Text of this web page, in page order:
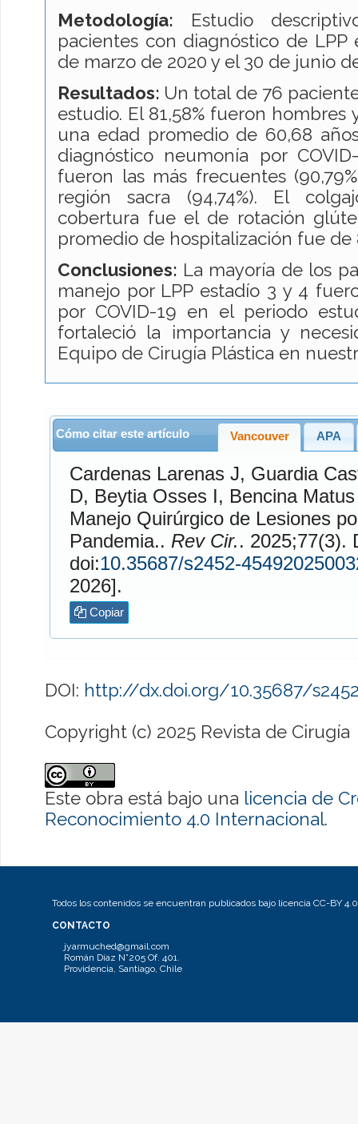
Metodología: Estudio
pacientes con diagnóstico de
de marzo de 2020 y el 30 de junio
Resultados: Un total de 76
estudio. El 81,58% fueron hombres
una edad promedio de 60,68
diagnóstico neumonía por
fueron las más frecuentes
región sacra (94,74%). El
cobertura fue el de rotación
promedio de hospitalización fue de
Conclusiones: La mayoría de los
manejo por LPP estadío 3 y 4
por COVID-19 en el periodo
fortaleció la importancia y
Equipo de Cirugía Plástica en
Cómo citar este artículo Vancouver APA
Cardenas LarenasJ, Guardia
D, Beytia OssesI, Bencina Matus
Manejo Quirúrgico de Lesiones
Pandemia.. Rev Cir.. 2025;77(3). Disponible en:
doi:10.35687/s2452-
2026].
Copiar
DOI: http://dx.doi.org/10.35687/
Copyright (c) 2025 Revista de Cirugía
Este obra está bajo una licencia de
Reconocimiento 4.0 Internacional.
Todos los contenidos se encuentran publicados bajo licencia CC-BY 4.0
CONTACTO
jyarmuched@gmail.com
Román Díaz N°205 Of. 401.
Providencia, Santiago, Chile